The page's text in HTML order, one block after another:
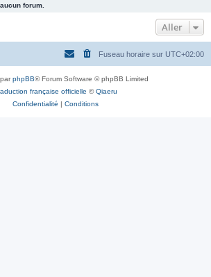
forum.
Aller
Fuseau horaire sur UTC+02:00
phpBB® Forum Software © phpBB Limited
française officielle ©Qiaeru
Confidentialité | Conditions